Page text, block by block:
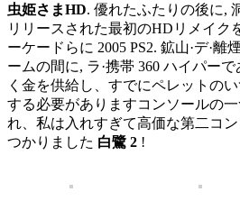
虫姫さまHD. 優れたふたりの後に,
リリースされた最初のHDリメイク
ーケードらに 2005 PS2. 鉱山·デ·
ームの間に, ラ·携帯 360 ハイパー
く金を供給し、すでにペレットの
する必要がありますコンソールの
れ、私は入れすぎて高価な第二コ
つかりました 白鷺 2 !